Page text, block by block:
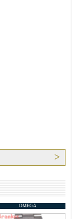
OMEGA